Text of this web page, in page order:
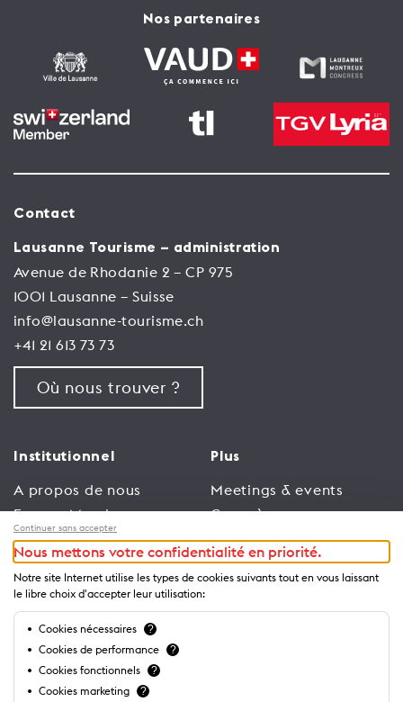
Nos partenaires
Contact
Lausanne Tourisme – administration
Avenue de Rhodanie 2 – CP 975
1001 Lausanne – Suisse
info@lausanne-tourisme.ch
+41 21 613 73 73
Où nous trouver ?
Institutionnel
A propos de nous
Espace Membres
Emploi
Conditions générales
d’utilisation
Politique de
confidentialité
Plus
Meetings & events
Congrès
Trade
Espace Médias
Annonceurs
Brochures et guides
Continuer sans accepter
Nous mettons votre confidentialité en priorité.
Notre site Internet utilise les types de cookies suivants tout en vous laissant
le libre choix d'accepter leur utilisation:
Cookies nécessaires ?
Cookies de performance ?
Cookies fonctionnels ?
Cookies marketing ?